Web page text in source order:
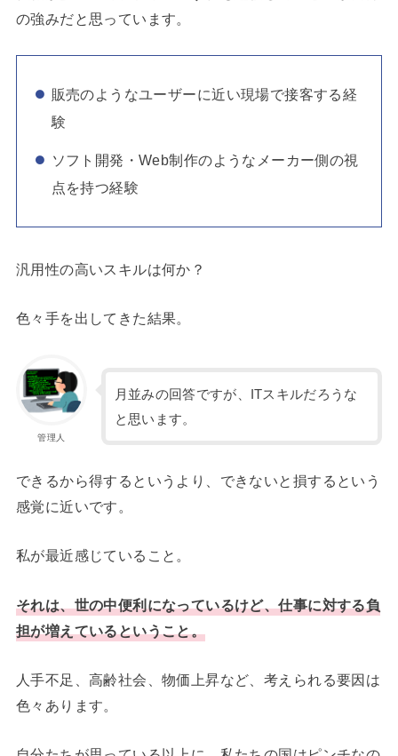
の強みだと思っています。
販売のようなユーザーに近い現場で接客する経
験
ソフト開発・Web制作のようなメーカー側の視
点を持つ経験
汎用性の高いスキルは何か？
色々手を出してきた結果。
管理人
月並みの回答ですが、ITスキルだろうな
と思います。
できるから得するというより、できないと損するという
感覚に近いです。
私が最近感じていること。
それは、世の中便利になっているけど、仕事に対する負
担が増えているということ。
人手不足、高齢社会、物価上昇など、考えられる要因は
色々あります。